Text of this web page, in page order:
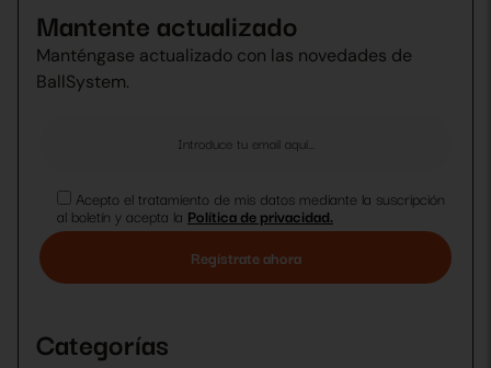
Mantente actualizado
Manténgase actualizado con las novedades de
BallSystem.
Acepto el tratamiento de mis datos mediante la suscripción
al boletín y acepta la Política de privacidad.
este
Categorías